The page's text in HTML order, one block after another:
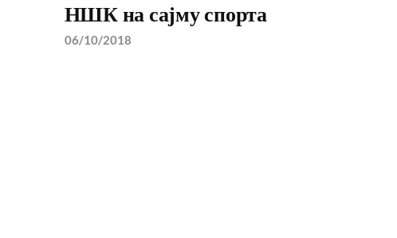
НШК на сајму спорта
06/10/2018